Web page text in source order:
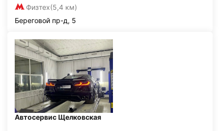
Физтех(5,4 км)
Береговой пр-д, 5
Автосервис Щелковская